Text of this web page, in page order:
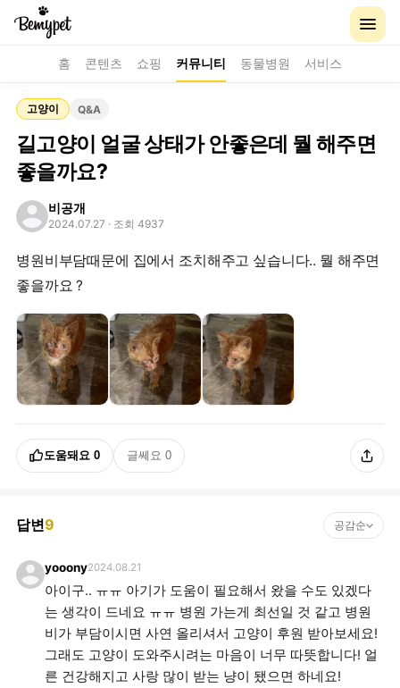
홈 콘텐츠 쇼핑 커뮤니티 동물병원 서비스
고양이 Q&A
길고양이 얼굴 상태가 안좋은데 뭘 해주면
좋을까요?
비공개
2024.07.27 · 조회 4937
병원비부담때문에 집에서 조치해주고 싶습니다.. 뭘 해주면
좋을까요 ?
도움돼요 0 글쎄요 0
답변9 공감순
yooony2024.08.21
아이구.. ㅠㅠ 아기가 도움이 필요해서 왔을 수도 있겠다
는 생각이 드네요 ㅠㅠ 병원 가는게 최선일 것 같고 병원
비가 부담이시면 사연 올리셔서 고양이 후원 받아보세요!
그래도 고양이 도와주시려는 마음이 너무 따뜻합니다! 얼
른 건강해지고 사랑 많이 받는 냥이 됐으면 하네요!